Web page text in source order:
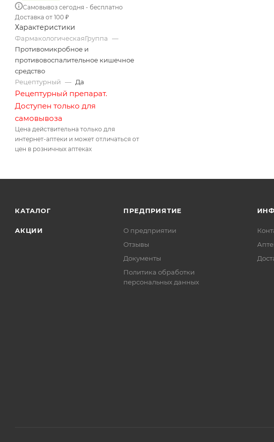
Самовывоз сегодня - бесплатно
Доставка от 100 ₽
Характеристики
ФармакологическаяГруппа —
Противомикробное и
противовоспалительное кишечное
средство
Рецептурный — Да
Рецептурный препарат.
Доступен только для
самовывоза
Цена действительна только для
интернет-аптеки и может отличаться от
цен в розничных аптеках
КАТАЛОГ
АКЦИИ
ПРЕДПРИЯТИЕ
О предприятии
Отзывы
Документы
Политика обработки
персональных данных